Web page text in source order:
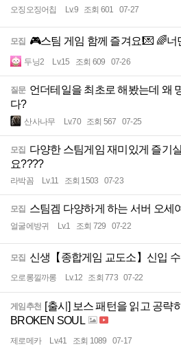
오징오징어칩 Lv.9 조회 601 07-27
모집 🎮스팀 게임 함께 즐겨요!💌 🌈너
두닝2 Lv.15 조회 609 07-26
질문 언더테일을 최초로 해봤는데 왜
다?
산사나무 Lv.70 조회 567 07-25
모집 다양한 스팀게임 재미있게 즐기
요????
라박꼼 Lv.11 조회 1503 07-23
모집 스팀겜 다양하게 하는 서버 오세
얼굴에방귀 Lv.1 조회 729 07-22
모집 신생【종합게임 교도소】신입
오로롱낄까롱 Lv.12 조회 773 07-22
게임추천 [출시] 보스 패턴을 읽고 공략
BROKEN SOUL
제로메카 Lv.41 조회 1089 07-17